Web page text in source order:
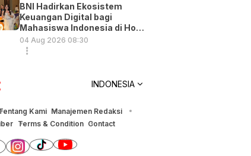
BNI Hadirkan Ekosistem
Keuangan Digital bagi
Mahasiswa Indonesia di Hong
Kong
04 Aug 2026 08:30
INDONESIA
Kami Manajemen Redaksi
Terms & Condition Contact